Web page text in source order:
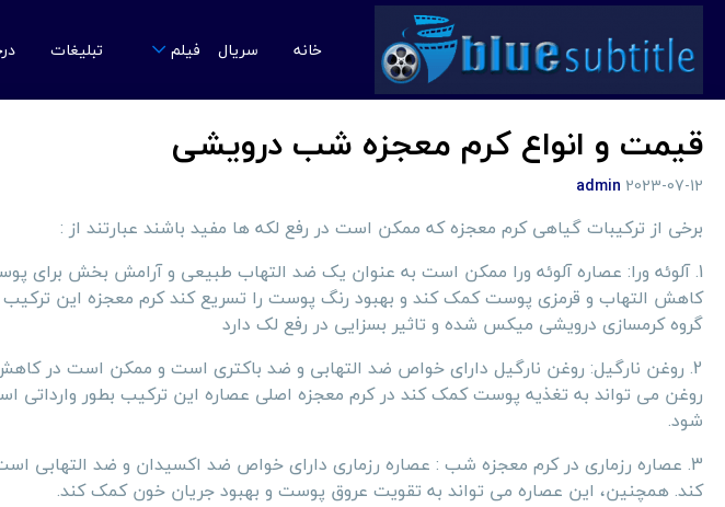
خانه سریال فیلم تبلیغات
قیمت و انواع کرم معجزه شب درویشی
admin 2023-07-12
برخی از ترکیبات گیاهی کرم معجزه که ممکن است در رفع لکه ها مفید باشند عبارتند از :
1. آلوئه ورا: عصاره آلوئه ورا ممکن است به عنوان یک ضد التهاب طبیعی و آرامش بخش برای
کاهش التهاب و قرمزی پوست کمک کند و بهبود رنگ پوست را تسریع کند کرم معجزه این ترکیب
گروه کرمسازی درویشی میکس شده و تاثیر بسزایی در رفع لک دارد
2. روغن نارگیل: روغن نارگیل دارای خواص ضد التهابی و ضد باکتری است و ممکن است در
روغن می تواند به تغذیه پوست کمک کند در کرم معجزه اصلی عصاره این ترکیب بطور
شود.
3. عصاره رزماری در کرم معجزه شب : عصاره رزماری دارای خواص ضد اکسیدان و ضد التهابی
کند. همچنین، این عصاره می تواند به تقویت عروق پوست و بهبود جریان خون کمک کند.